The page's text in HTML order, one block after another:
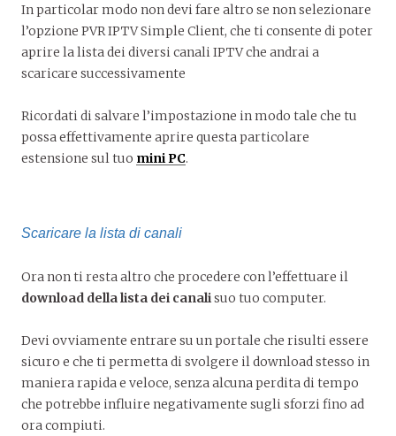
In particolar modo non devi fare altro se non selezionare
l’opzione PVR IPTV Simple Client, che ti consente di poter
aprire la lista dei diversi canali IPTV che andrai a
scaricare successivamente
Ricordati di salvare l’impostazione in modo tale che tu
possa effettivamente aprire questa particolare
estensione sul tuo mini PC.
Scaricare la lista di canali
Ora non ti resta altro che procedere con l’effettuare il
download della lista dei canalisuo tuo computer.
Devi ovviamente entrare su un portale che risulti essere
sicuro e che ti permetta di svolgere il download stesso in
maniera rapida e veloce, senza alcuna perdita di tempo
che potrebbe influire negativamente sugli sforzi fino ad
ora compiuti.